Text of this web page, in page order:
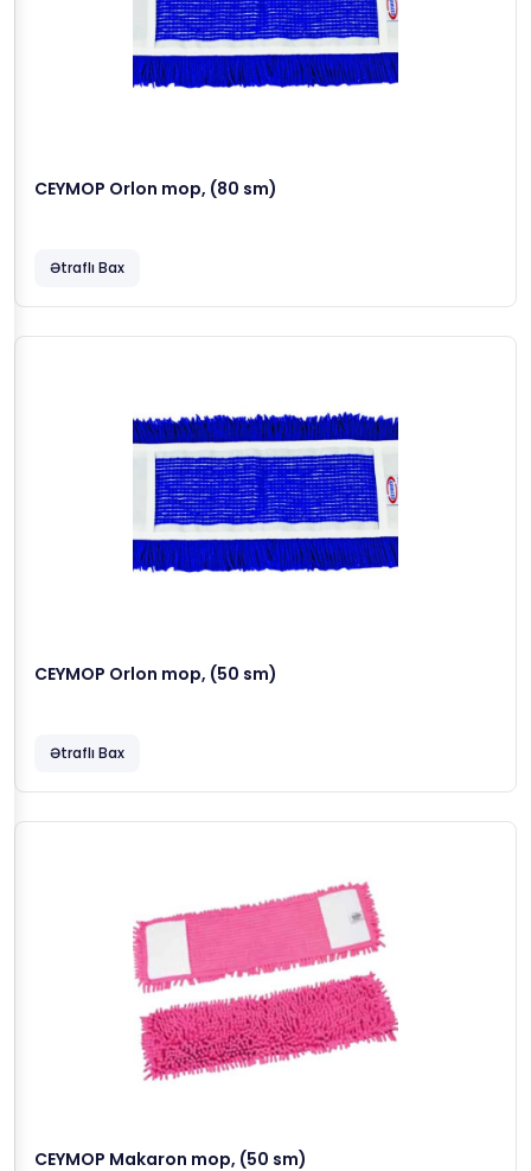
CEYMOP Orlon mop, (80 sm)
Ətraflı Bax
CEYMOP Orlon mop, (50 sm)
Ətraflı Bax
CEYMOP Makaron mop, (50 sm)